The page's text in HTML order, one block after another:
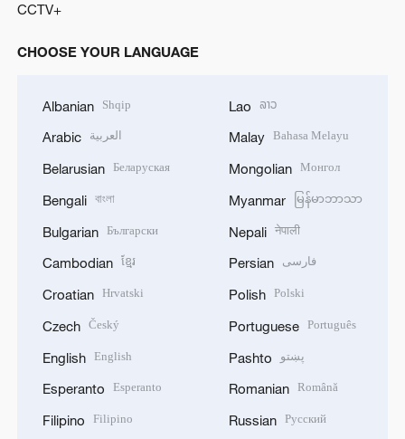
CCTV+
CHOOSE YOUR LANGUAGE
Albanian Shqip
Arabic العربية
Belarusian Беларуская
Bengali বাংলা
Bulgarian Български
Cambodian ខ្មែរ
Croatian Hrvatski
Czech Český
English English
Esperanto Esperanto
Filipino Filipino
Lao ລາວ
Malay Bahasa Melayu
Mongolian Монгол
Myanmar မြန်မာဘာသာ
Nepali नेपाली
Persian فارسی
Polish Polski
Portuguese Português
Pashto پښتو
Romanian Română
Russian Русский